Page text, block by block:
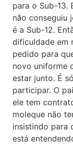
para o Sub-13.
não conseguiu
é a Sub-12.
dificuldade em
pedido para
novo uniforme
estar junto. É
participar. O
ele tem
moleque não
insistindo para
está